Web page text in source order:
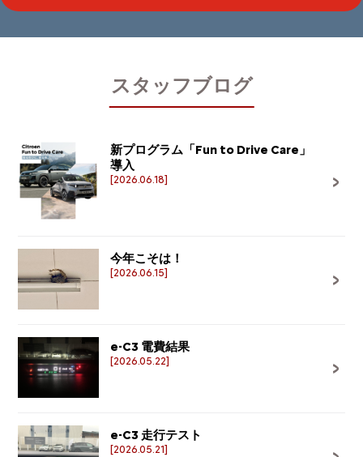
スタッフブログ
新プログラム「Fun to Drive Care」
導入
[2026.06.18]
今年こそは！
[2026.06.15]
e-C3 電費結果
[2026.05.22]
e-C3 走行テスト
[2026.05.21]